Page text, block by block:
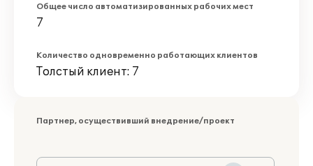
Общее число автоматизированных рабочих мест
7
Количество одновременно работающих клиентов
Толстый клиент: 7
Партнер, осуществивший внедрение/проект